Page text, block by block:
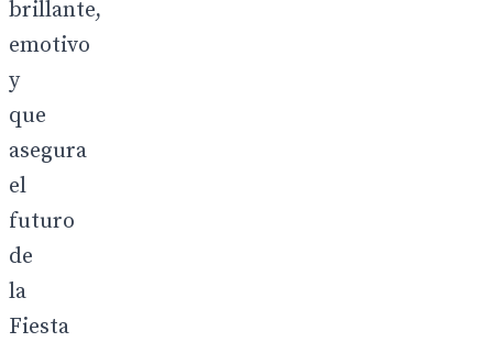
brillante,
emotivo
y
que
asegura
el
futuro
de
la
Fiesta